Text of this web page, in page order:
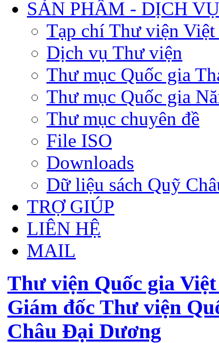
SẢN PHẨM - DỊCH VỤ
Tạp chí Thư viện Việt
Dịch vụ Thư viện
Thư mục Quốc gia
Thư mục Quốc gia
Thư mục chuyên đề
File ISO
Downloads
Dữ liệu sách Quỹ
TRỢ GIÚP
LIÊN HỆ
MAIL
Thư viện Quốc gia
Giám đốc Thư viện
Châu Đại Dương